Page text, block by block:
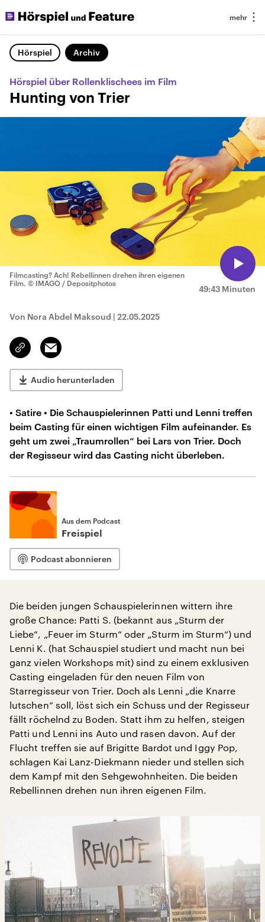
Hörspiel Archiv
Hörspiel über Rollenklischees im Film
Hunting von Trier
49:43 Minuten
Filmcasting? Ach! Rebellinnen drehen ihren eigenen
Film. © IMAGO / Depositphotos
Von Nora Abdel Maksoud | 22.05.2025
Link
kopieren/teilen
Email
Audio herunterladen
• Satire • Die Schauspielerinnen Patti und Lenni treffen
beim Casting für einen wichtigen Film aufeinander. Es
geht um zwei „Traumrollen“ bei Lars von Trier. Doch
der Regisseur wird das Casting nicht überleben.
Aus dem Podcast
Freispiel
Podcast abonnieren
Die beiden jungen Schauspielerinnen wittern ihre
große Chance: Patti S. (bekannt aus „Sturm der
Liebe“, „Feuer im Sturm“ oder „Sturm im Sturm“) und
Lenni K. (hat Schauspiel studiert und macht nun bei
ganz vielen Workshops mit) sind zu einem exklusiven
Casting eingeladen für den neuen Film von
Starregisseur von Trier. Doch als Lenni „die Knarre
lutschen“ soll, löst sich ein Schuss und der Regisseur
fällt röchelnd zu Boden. Statt ihm zu helfen, steigen
Patti und Lenni ins Auto und rasen davon. Auf der
Flucht treffen sie auf Brigitte Bardot und Iggy Pop,
schlagen Kai Lanz-Diekmann nieder und stellen sich
dem Kampf mit den Sehgewohnheiten. Die beiden
Rebellinnen drehen nun ihren eigenen Film.